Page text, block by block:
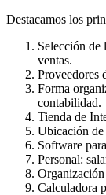
Destacamos los
Selección de
ventas.
Proveedores
Forma
contabilidad.
Tienda de
Ubicación
Software
Personal:
Calculadora